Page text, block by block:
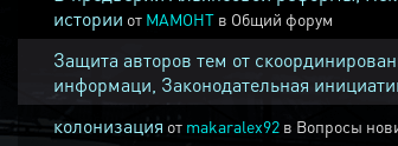
истории от MAMOHT в Общий форум
Защита авторов тем от
информаци, Законодательная
колонизация от makaralex92 в Вопросы